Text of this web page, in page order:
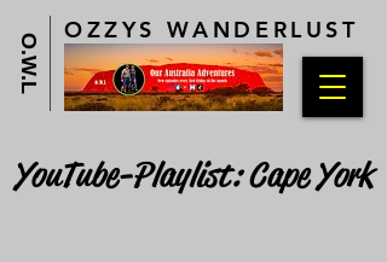
O.W.L
OZZYS WANDERLUST
YouTube-Playlist: Cape York